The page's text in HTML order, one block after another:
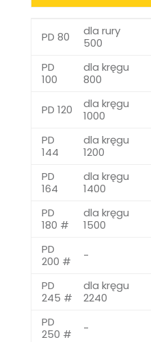
RODZAJ
PD 80
dla rury
500
PD
100
dla kręgu
800
PD 120
dla kręgu
1000
PD
144
dla kręgu
1200
PD
164
dla kręgu
1400
PD
180 #
dla kręgu
1500
PD
200 #
-
PD
245 #
dla kręgu
2240
PD
250 #
-